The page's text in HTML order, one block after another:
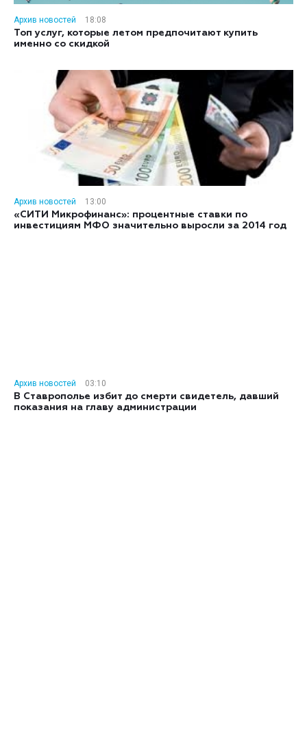
Архив новостей
18:08
Топ услуг, которые летом предпочитают купить
именно со скидкой
Архив новостей
13:00
«СИТИ Микрофинанс»: процентные ставки по
инвестициям МФО значительно выросли за 2014 год
Архив новостей
03:10
В Ставрополье избит до смерти свидетель, давший
показания на главу администрации